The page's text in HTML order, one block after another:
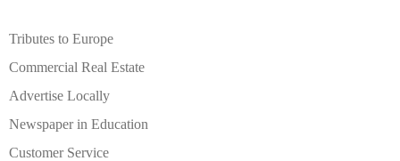
Tributes to Europe
Commercial Real Estate
Advertise Locally
Newspaper in Education
Customer Service